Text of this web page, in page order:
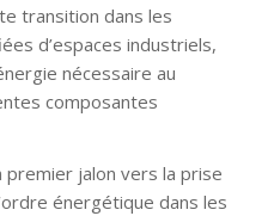
transition dans les
d’espaces industriels,
nécessaire au
composantes
jalon vers la prise
énergétique dans les